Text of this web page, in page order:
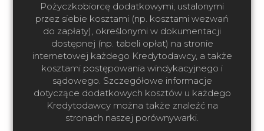
Pożyczkobiorcę dodatkowymi, ustalonymi
przez siebie kosztami (np. kosztami wezwań
do zapłaty), określonymi w dokumentacji
dostępnej (np. tabeli opłat) na stronie
internetowej każdego Kredytodawcy, a także
kosztami postępowania windykacyjnego i
sądowego. Szczegółowe informacje
dotyczące dodatkowych kosztów u każdego
Kredytodawcy można także znaleźć na
stronach naszej porównywarki.